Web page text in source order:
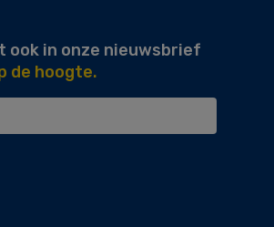
in onze nieuwsbrief
de hoogte.